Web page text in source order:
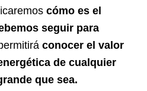
cómo es el
seguir para
conocer el valor
de cualquier
que sea.